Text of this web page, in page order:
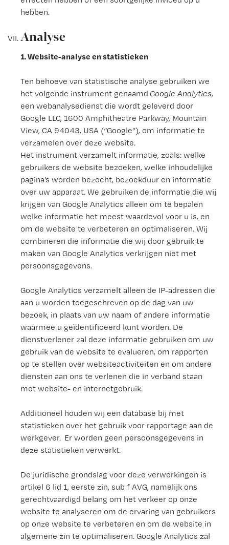
hebben.
Analyse
1. Website-analyse en statistieken
Ten behoeve van statistische analyse gebruiken we
het volgende instrument genaamd Google Analytics,
een webanalysedienst die wordt geleverd door
Google LLC, 1600 Amphitheatre Parkway, Mountain
View, CA 94043, USA (“Google”), om informatie te
verzamelen over deze website.
Het instrument verzamelt informatie, zoals: welke
gebruikers de website bezoeken, welke inhoudelijke
pagina’s worden bezocht, bezoekduur en informatie
over uw apparaat. We gebruiken de informatie die wij
krijgen van Google Analytics alleen om te bepalen
welke informatie het meest waardevol voor u is, en
om de website te verbeteren en optimaliseren. Wij
combineren die informatie die wij door gebruik te
maken van Google Analytics verkrijgen niet met
persoonsgegevens.
Google Analytics verzamelt alleen de IP-adressen die
aan u worden toegeschreven op de dag van uw
bezoek, in plaats van uw naam of andere informatie
waarmee u geïdentificeerd kunt worden. De
dienstverlener zal deze informatie gebruiken om uw
gebruik van de website te evalueren, om rapporten
op te stellen over websiteactiviteiten en om andere
diensten aan ons te verlenen die in verband staan
met website- en internetgebruik.
Additioneel houden wij een database bij met
statistieken over het gebruik voor rapportage aan de
werkgever. Er worden geen persoonsgegevens in
deze statistieken verwerkt.
De juridische grondslag voor deze verwerkingen is
artikel 6 lid 1, eerste zin, sub f AVG, namelijk ons
gerechtvaardigd belang om het verkeer op onze
website te analyseren om de ervaring van gebruikers
op onze website te verbeteren en om de website in
algemene zin te optimaliseren. Google Analytics zal